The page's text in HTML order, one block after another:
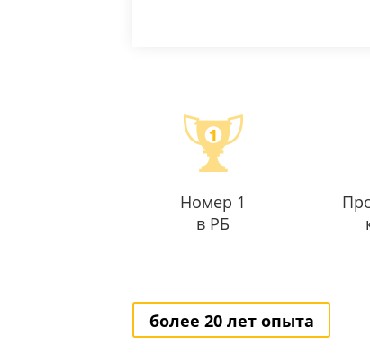
Номер 1
в РБ
более 20 лет опыта